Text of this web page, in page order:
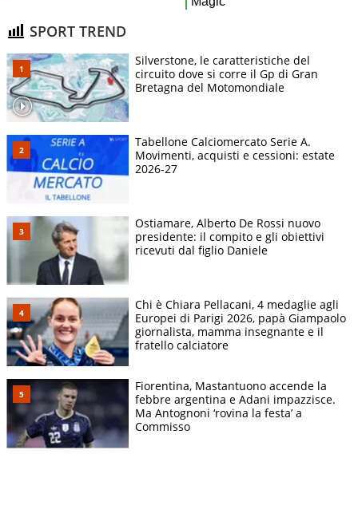
SPORT TREND
Silverstone, le caratteristiche del
circuito dove si corre il Gp di Gran
Bretagna del Motomondiale
Tabellone Calciomercato Serie A.
Movimenti, acquisti e cessioni: estate
2026-27
Ostiamare, Alberto De Rossi nuovo
presidente: il compito e gli obiettivi
ricevuti dal figlio Daniele
Chi è Chiara Pellacani, 4 medaglie agli
Europei di Parigi 2026, papà Giampaolo
giornalista, mamma insegnante e il
fratello calciatore
Fiorentina, Mastantuono accende la
febbre argentina e Adani impazzisce.
Ma Antognoni ‘rovina la festa’ a
Commisso